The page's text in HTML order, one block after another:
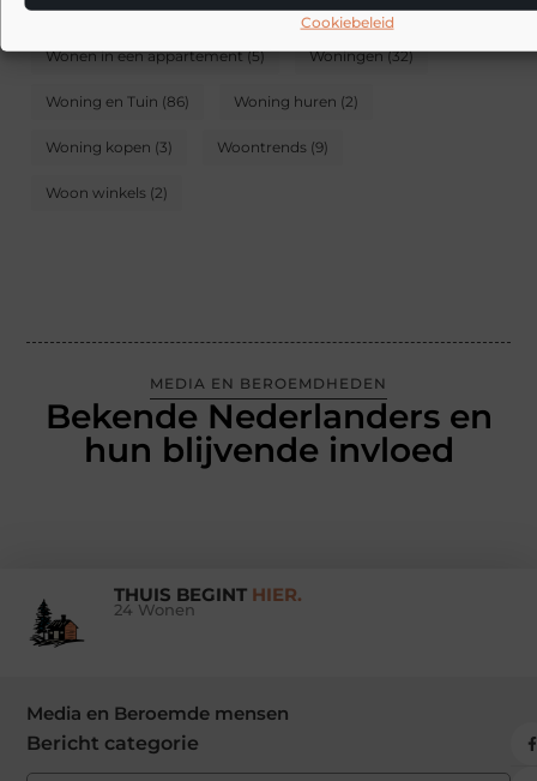
Cookiebeleid
Werken studeren en hobby(3) Winkels(4)
Wonen in een appartement(5) Woningen(32)
Woning en Tuin (86) Woning huren (2)
Woning kopen (3) Woontrends (9)
Woon winkels (2)
MEDIA EN BEROEMDHEDEN
Bekende Nederlanders en
hun blijvende invloed
THUIS BEGINT HIER.
24 Wonen
Media en Beroemde mensen
Bericht categorie